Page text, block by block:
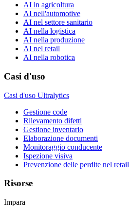
AI in agricoltura
AI nell'automotive
AI nel settore sanitario
AI nella logistica
AI nella produzione
AI nel retail
AI nella robotica
Casi d'uso
Casi d'uso Ultralytics
Gestione code
Rilevamento difetti
Gestione inventario
Elaborazione documenti
Monitoraggio conducente
Ispezione visiva
Prevenzione delle perdite nel retail
Risorse
Impara